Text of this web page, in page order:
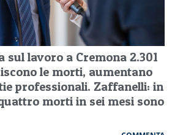
sul lavoro a Cremona 2.301
le morti, aumentano
professionali. Zaffanelli: in
morti in sei mesi sono